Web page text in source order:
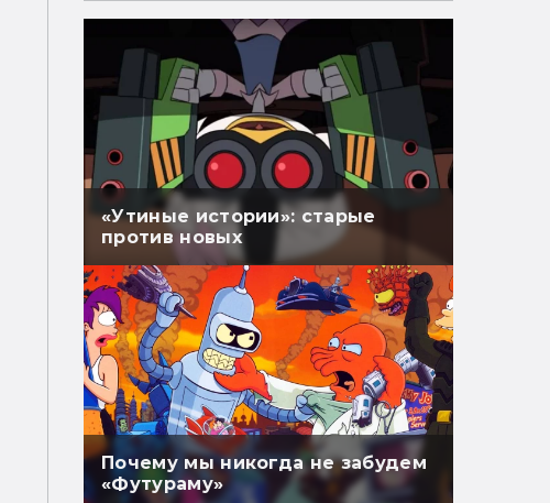
«Утиные истории»: старые
против новых
Почему мы никогда не забудем
«Футураму»